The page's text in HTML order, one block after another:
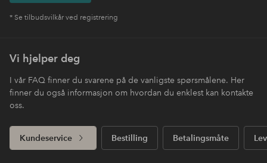
* Se tilbudsvilkår ved registrering
Vi hjelper deg
I vår FAQ finner du svarene på de vanligste spørsmålene. Her
finner du også informasjon om hvordan du enklest kan kontakte
oss.
Kundeservice Bestilling Betalingsmåte